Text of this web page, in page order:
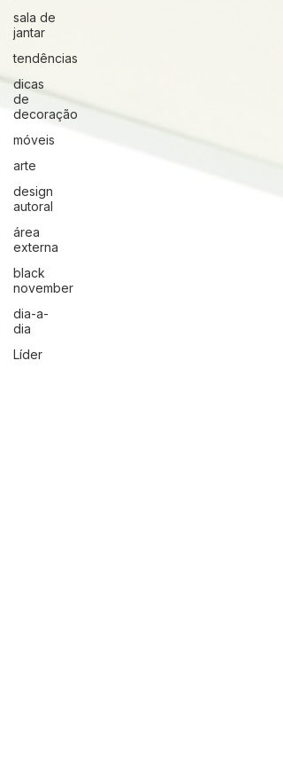
sala de
jantar
tendências
dicas
de
decoração
móveis
arte
design
autoral
área
externa
black
november
dia-a-
dia
Líder